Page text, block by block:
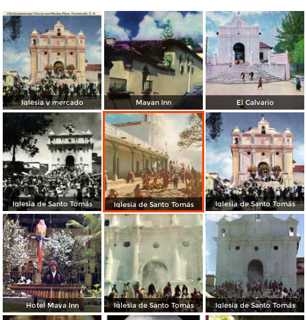
Iglesia y mercado Mayan Inn El Calvario
Iglesia de Santo Tomás Iglesia de Santo Tomás Iglesia de Santo Tomás
Hotel Maya Inn Iglesia de Santo Tomás Iglesia de Santo Tomás